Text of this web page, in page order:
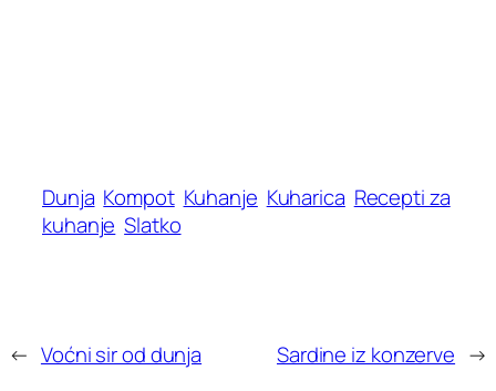
Dunja Kompot Kuhanje Kuharica Recepti za
kuhanje Slatko
← Voćni sir od dunja Sardine iz konzerve →